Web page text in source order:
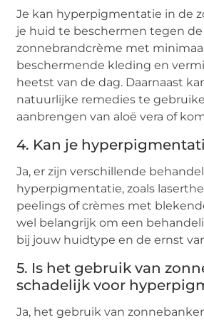
Je kan hyperpigmentatie in de
je huid te beschermen tegen de
zonnebrandcrème met minimaal
beschermende kleding en
heetst van de dag. Daarnaast
natuurlijke remedies te
aanbrengen van aloë vera of
4. Kan je
Ja, er zijn verschillende
hyperpigmentatie, zoals
peelings of crèmes met
wel belangrijk om een
bij jouw huidtype en de ernst
5. Is het gebruik van
schadelijk voor
Ja, het gebruik van